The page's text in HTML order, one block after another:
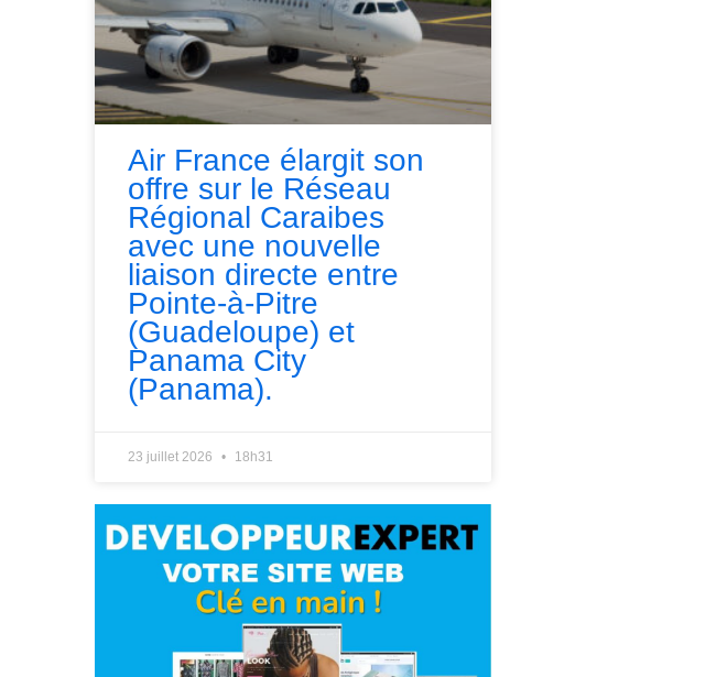
Air France élargit son
offre sur le Réseau
Régional Caraibes
avec une nouvelle
liaison directe entre
Pointe-à-Pitre
(Guadeloupe) et
Panama City
(Panama).
23 juillet 2026 18h31